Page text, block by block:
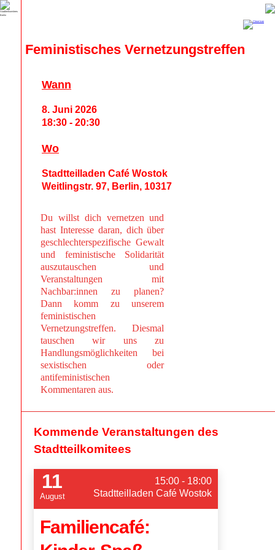
Feministisches Vernetzungstreffen
Du willst dich vernetzen und
hast Interesse daran, dich über
geschlechterspezifische Gewalt
und feministische Solidarität
auszutauschen und
Veranstaltungen mit
Nachbar:innen zu planen?
Dann komm zu unserem
feministischen
Vernetzungstreffen. Diesmal
tauschen wir uns zu
Handlungsmöglichkeiten bei
sexistischen oder
antifeministischen
Kommentaren aus.
Wann
8. Juni 2026
18:30 - 20:30
Wo
Stadtteilladen Café Wostok
Weitlingstr. 97, Berlin, 10317
Kommende Veranstaltungen des
Stadtteilkomitees
11
August
15:00 - 18:00
Stadtteilladen Café Wostok
Familiencafé: